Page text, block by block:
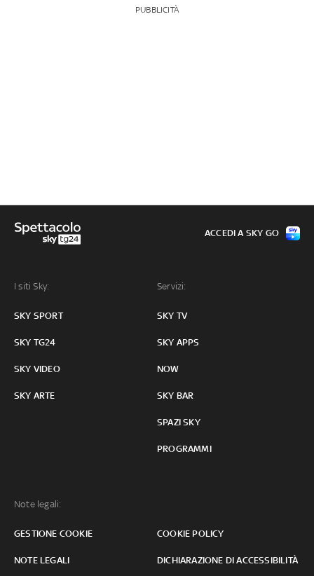
PUBBLICITÀ
I siti Sky:
SKY SPORT
SKY TG24
SKY VIDEO
SKY ARTE
Servizi:
SKY TV
SKY APPS
NOW
SKY BAR
SPAZI SKY
PROGRAMMI
Note legali:
GESTIONE COOKIE COOKIE POLICY
NOTE LEGALI DICHIARAZIONE DI ACCESSIBILITÀ
ACCEDI A SKY GO